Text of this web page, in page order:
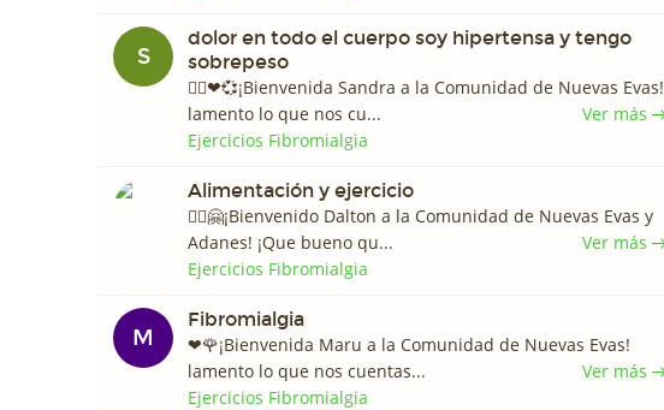
S
dolor en todo el cuerpo soy hipertensa y tengo
sobrepeso
🙋‍♀️❤💞¡Bienvenida Sandra a la Comunidad de Nuevas Evas!
lamento lo que nos cu...
Ver más
Ejercicios Fibromialgia
Alimentación y ejercicio
🙋‍♀️🤗¡Bienvenido Dalton a la Comunidad de Nuevas Evas y
Adanes! ¡Que bueno qu...
Ver más
Ejercicios Fibromialgia
M
Fibromialgia
❤🌹¡Bienvenida Maru a la Comunidad de Nuevas Evas!
lamento lo que nos cuentas...
Ver más
Ejercicios Fibromialgia